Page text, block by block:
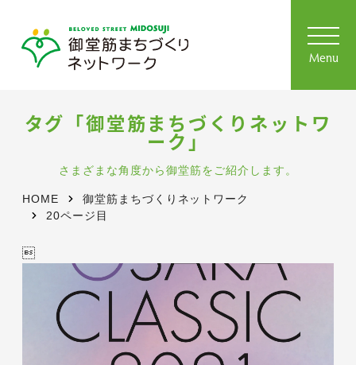
Menu
タグ「御堂筋まちづくりネットワ
ーク」
さまざまな角度から御堂筋をご紹介します。
HOME
御堂筋まちづくりネットワーク
20ページ目
